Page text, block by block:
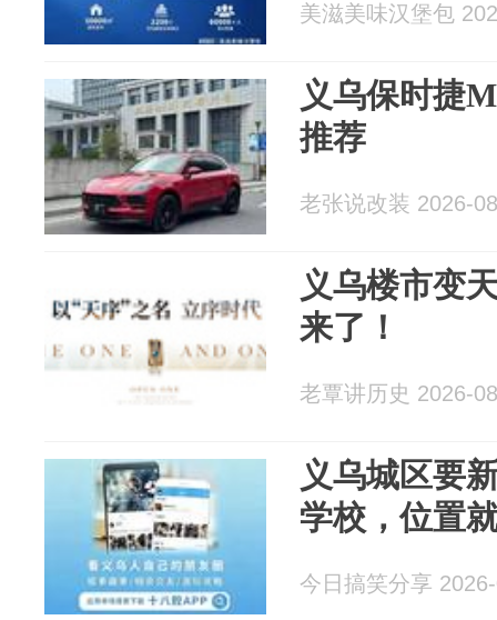
美滋美味汉堡包
义乌保时捷
推荐
老张说改装 2026-
义乌楼市变
来了！
老覃讲历史 2026-
义乌城区要
学校，位置
今日搞笑分享